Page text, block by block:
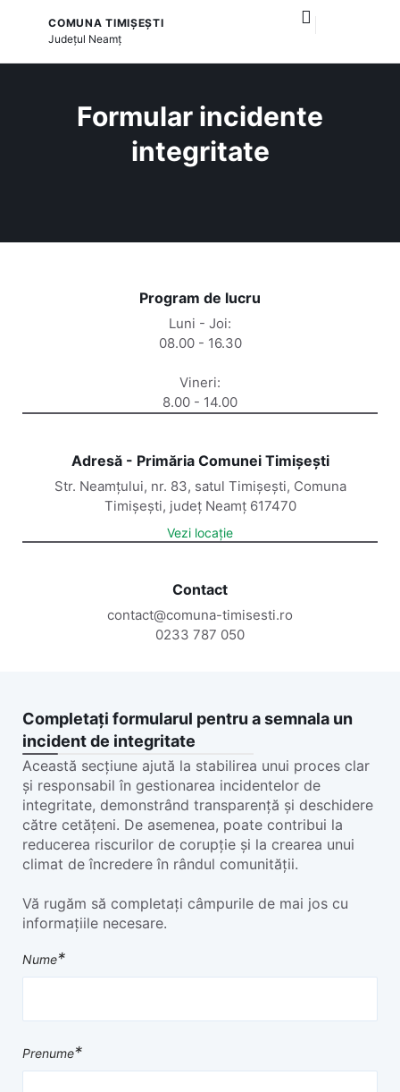
COMUNA TIMIȘEȘTI
Județul Neamț
Formular incidente
integritate
Program de lucru
Luni - Joi:
08.00 - 16.30
Vineri:
8.00 - 14.00
Adresă - Primăria Comunei Timișești
Str. Neamțului, nr. 83, satul Timișești, Comuna
Timișești, județ Neamț 617470
Vezi locație
Contact
contact@comuna-timisesti.ro
0233 787 050
Completați formularul pentru a semnala un
incident de integritate
Această secțiune ajută la stabilirea unui proces clar
și responsabil în gestionarea incidentelor de
integritate, demonstrând transparență și deschidere
către cetățeni. De asemenea, poate contribui la
reducerea riscurilor de corupție și la crearea unui
climat de încredere în rândul comunității.
Vă rugăm să completați câmpurile de mai jos cu
informațiile necesare.
Nume*
Prenume*